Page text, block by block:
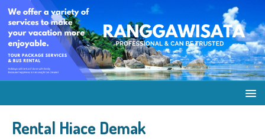
Rental Hiace Demak